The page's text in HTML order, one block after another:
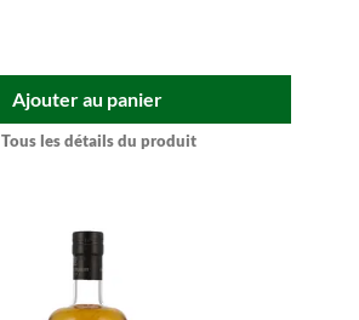
Ajouter au panier
Tous les détails du produit